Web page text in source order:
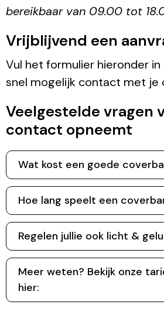
bereikbaar van 09.00 tot
Vrijblijvend een
Vul het formulier hieronder
snel mogelijk contact met je
Veelgestelde vragen
contact opneemt
Wat kost een goede
Hoe lang speelt een
Regelen jullie ook licht &
Meer weten? Bekijk onze
hier: